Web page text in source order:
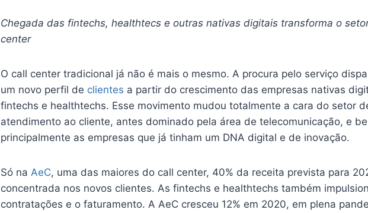
Chegada das fintechs, healthtecs e outras nativas digitais transforma o
center
O call center tradicional já não é mais o mesmo. A procura pelo serviço
um novo perfil de clientes a partir do crescimento das empresas nativas
fintechs e healthtechs. Esse movimento mudou totalmente a cara do setor
atendimento ao cliente, antes dominado pela área de telecomunicação, e
principalmente as empresas que já tinham um DNA digital e de inovação.
Só na AeC, uma das maiores do call center, 40% da receita prevista para
concentrada nos novos clientes. As fintechs e healthtechs também
contratações e o faturamento. A AeC cresceu 12% em 2020, em plena